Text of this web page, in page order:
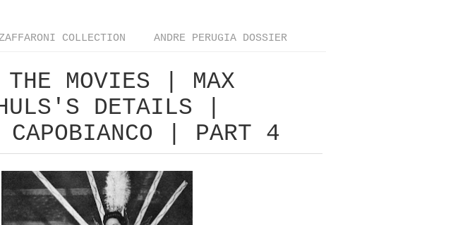
COLLECTION ANDRE PERUGIA DOSSIER
THE MOVIES | MAX
DETAILS |
CAPOBIANCO | PART 4